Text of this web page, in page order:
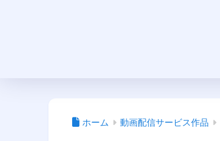
ホーム 動画配信サービス作品